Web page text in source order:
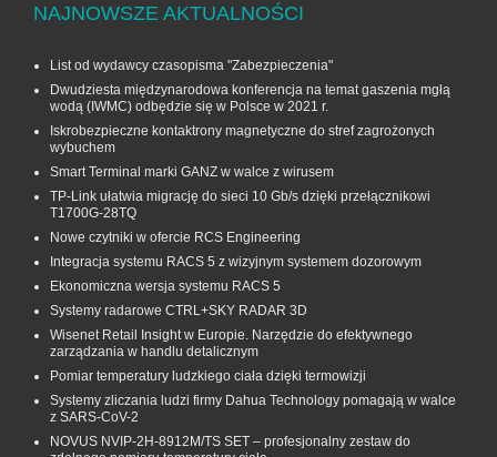
NAJNOWSZE AKTUALNOŚCI
List od wydawcy czasopisma "Zabezpieczenia"
Dwudziesta międzynarodowa konferencja na temat gaszenia mgłą
wodą (IWMC) odbędzie się w Polsce w 2021 r.
Iskrobezpieczne kontaktrony magnetyczne do stref zagrożonych
wybuchem
Smart Terminal marki GANZ w walce z wirusem
TP-Link ułatwia migrację do sieci 10 Gb/s dzięki przełącznikowi
T1700G‑28TQ
Nowe czytniki w ofercie RCS Engineering
Integracja systemu RACS 5 z wizyjnym systemem dozorowym
Ekonomiczna wersja systemu RACS 5
Systemy radarowe CTRL+SKY RADAR 3D
Wisenet Retail Insight w Europie. Narzędzie do efektywnego
zarządzania w handlu detalicznym
Pomiar temperatury ludzkiego ciała dzięki termowizji
Systemy zliczania ludzi firmy Dahua Technology pomagają w walce
z SARS-CoV-2
NOVUS NVIP-2H-8912M/TS SET – profesjonalny zestaw do